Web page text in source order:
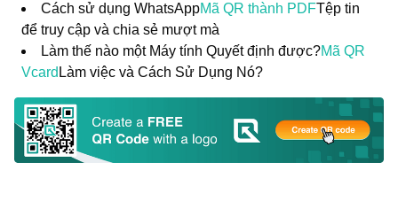
Cách sử dụng WhatsAppMã QR thành PDFTệp tin
để truy cập và chia sẻ mượt mà
Làm thế nào một Máy tính Quyết định được?Mã QR
Vcard Làm việc và Cách Sử Dụng Nó?